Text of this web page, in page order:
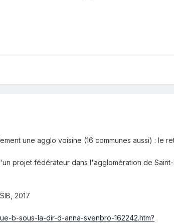
une agglo voisine (16 communes aussi) : le
projet fédérateur dans l'agglomération de
2017
b-sous-la-dir-d-anna-svenbro-162242.htm?